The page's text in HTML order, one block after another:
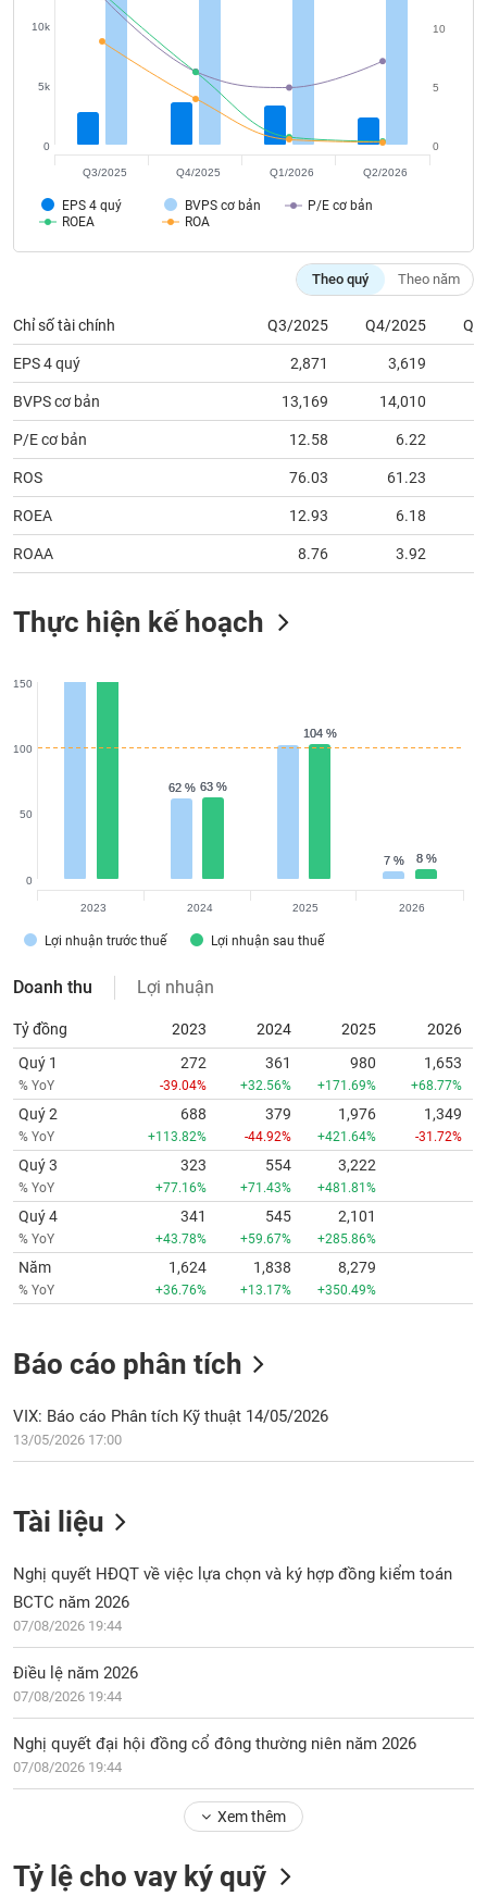
EPS 4 quý BVPS cơ bản
P/E cơ bản
ROEA
ROA
0
5k
10k
0
5
10
Q3/2025 Q4/2025 Q1/2026 Q2/2026
Theo quý Theo năm
Chỉ số tài chính Q3/2025 Q4/2025
EPS 4 quý 2,871 3,619
BVPS cơ bản 13,169 14,010
P/E cơ bản 12.58 6.22
ROS 76.03 61.23
ROEA 12.93 6.18
ROAA 8.76 3.92
Thực hiện kế hoạch
62 %
62 %
7 %
7 %
63 %
63 %
104 %
104 %
8 %
8 %
Lợi nhuận trước thuế Lợi nhuận sau thuế
0
50
100
150
2023 2024 2025 2026
Doanh thu Lợi nhuận
Tỷ đồng 2023 2024 2025
2026
Quý 1
% YoY
272
-39.04%
361
+32.56%
980
+171.69%
1,653
+68.77%
Quý 2
% YoY
688
+113.82%
379
-44.92%
1,976
+421.64%
1,349
-31.72%
Quý 3
% YoY
323
+77.16%
554
+71.43%
3,222
+481.81%
Quý 4
% YoY
341
+43.78%
545
+59.67%
2,101
+285.86%
Năm
% YoY
1,624
+36.76%
1,838
+13.17%
8,279
+350.49%
Báo cáo phân tích
VIX: Báo cáo Phân tích Kỹ thuật 14/05/2026
13/05/2026 17:00
Tài liệu
Nghị quyết HĐQT về việc lựa chọn và ký hợp đồng kiểm toán
BCTC năm 2026
07/08/2026 19:44
Điều lệ năm 2026
07/08/2026 19:44
Nghị quyết đại hội đồng cổ đông thường niên năm 2026
07/08/2026 19:44
Xem thêm
Tỷ lệ cho vay ký quỹ